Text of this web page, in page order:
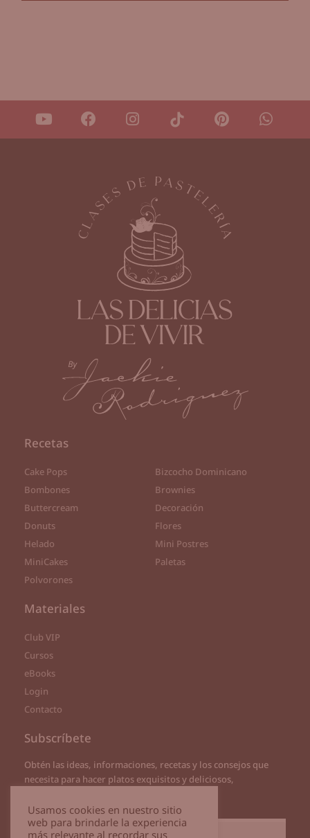
Recetas
Cake Pops
Bizcocho Dominicano
Bombones
Brownies
Buttercream
Decoración
Donuts
Flores
Helado
Mini Postres
MiniCakes
Paletas
Polvorones
Materiales
Club VIP
Cursos
eBooks
Login
Contacto
Subscríbete
Obtén las ideas, informaciones, recetas y los consejos que
necesita para hacer platos exquisitos y deliciosos,
Usamos cookies en nuestro sitio
web para brindarle la experiencia
más relevante al recordar sus